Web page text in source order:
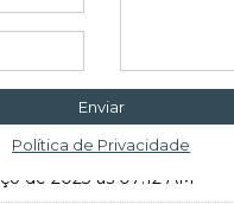
o
de 2023 às 07:12 AM
Enviar
Política de Privacidade